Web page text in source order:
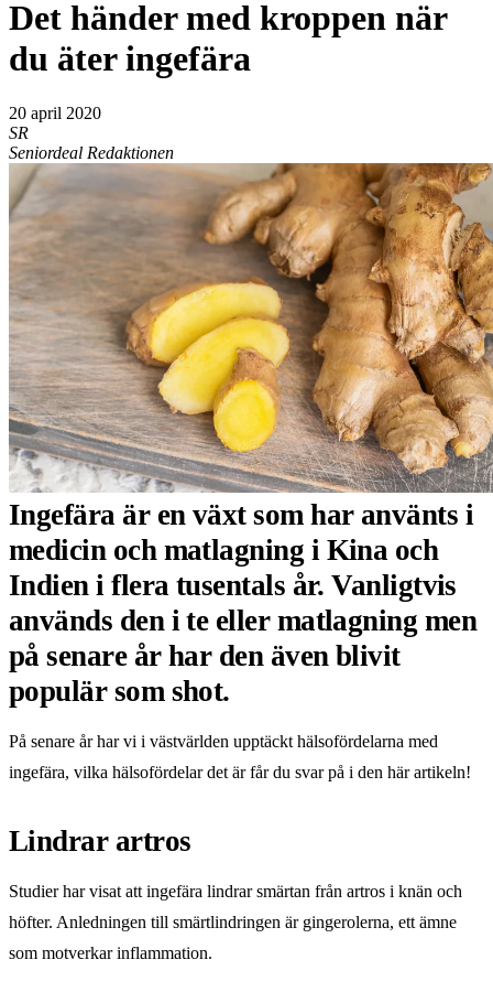
Det händer med kroppen när
du äter ingefära
20 april 2020
SR
Seniordeal Redaktionen
Ingefära är en växt som har använts i
medicin och matlagning i Kina och
Indien i flera tusentals år. Vanligtvis
används den i te eller matlagning men
på senare år har den även blivit
populär som shot.
På senare år har vi i västvärlden upptäckt hälsofördelarna med
ingefära, vilka hälsofördelar det är får du svar på i den här artikeln!
Lindrar artros
Studier har visat att ingefära lindrar smärtan från artros i knän och
höfter. Anledningen till smärtlindringen är gingerolerna, ett ämne
som motverkar inflammation.